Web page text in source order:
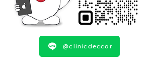
@clinicdeccor